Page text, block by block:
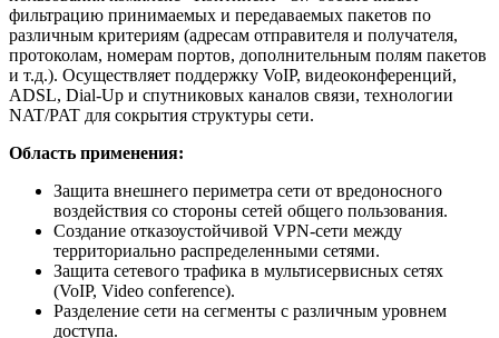
фильтрацию принимаемых и передаваемых пакетов по
различным критериям (адресам отправителя и получателя,
протоколам, номерам портов, дополнительным полям пакетов
и т.д.). Осуществляет поддержку VoIP, видеоконференций,
ADSL, Dial-Up и спутниковых каналов связи, технологии
NAT/PAT для сокрытия структуры сети.
Область применения:
Защита внешнего периметра сети от вредоносного
воздействия со стороны сетей общего пользования.
Создание отказоустойчивой VPN-сети между
территориально распределенными сетями.
Защита сетевого трафика в мультисервисных сетях
(VoIP, Video conference).
Разделение сети на сегменты с различным уровнем
доступа.